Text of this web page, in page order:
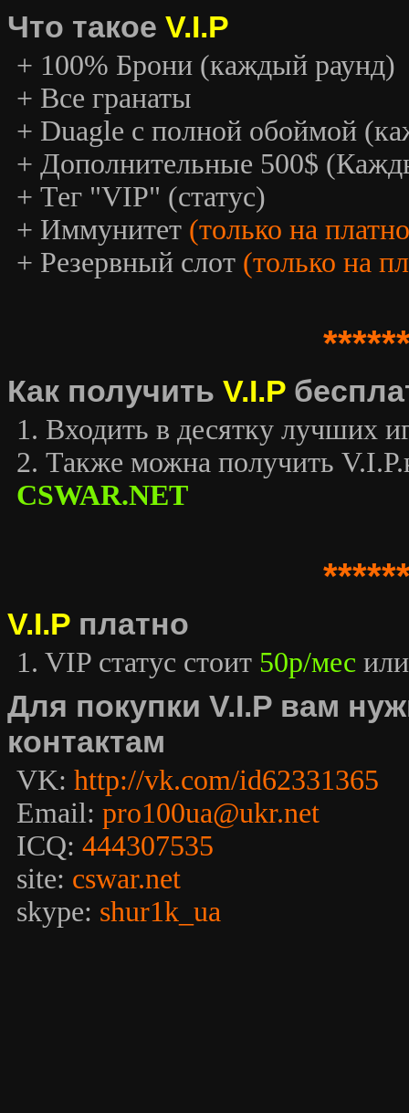
Что такое V.I.P
+ 100% Брони (каждый раунд)
+ Все гранаты
+ Duagle с полной обоймой
+ Дополнительные 500$
+ Тег "VIP" (статус)
+ Иммунитет (только на
+ Резервный слот (только на
Как получить V.I.P
1. Входить в десятку лучших
2. Также можна получить
CSWAR.NET
V.I.P платно
1. VIP статус стоит 50р/мес
Для покупки V.I.P вам
контактам
VK: http://vk.com/id62331365
Email: pro100ua@ukr.net
ICQ: 444307535
site: cswar.net
skype: shur1k_ua